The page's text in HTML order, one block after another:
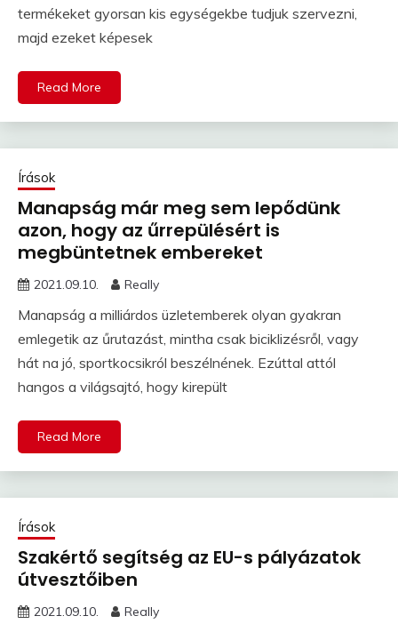
termékeket gyorsan kis egységekbe tudjuk szervezni,
majd ezeket képesek
Read More
Írások
Manapság már meg sem lepődünk
azon, hogy az űrrepülésért is
megbüntetnek embereket
2021.09.10. Really
Manapság a milliárdos üzletemberek olyan gyakran
emlegetik az űrutazást, mintha csak biciklizésről, vagy
hát na jó, sportkocsikról beszélnének. Ezúttal attól
hangos a világsajtó, hogy kirepült
Read More
Írások
Szakértő segítség az EU-s pályázatok
útvesztőiben
2021.09.10. Really